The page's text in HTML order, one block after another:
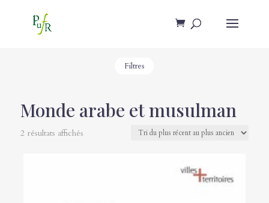
Filtres
Monde arabe et musulman
2 résultats affichés